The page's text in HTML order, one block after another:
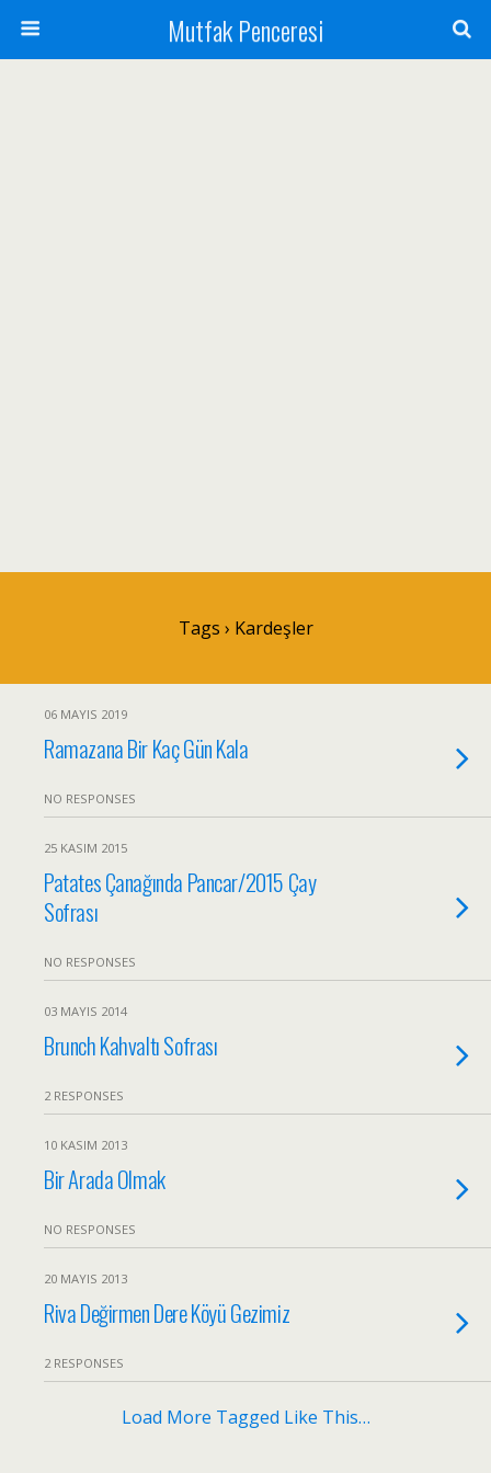
Mutfak Penceresi
Tags › Kardeşler
06 MAYIS 2019
Ramazana Bir Kaç Gün Kala
NO RESPONSES
25 KASIM 2015
Patates Çanağında Pancar/2015 Çay
Sofrası
NO RESPONSES
03 MAYIS 2014
Brunch Kahvaltı Sofrası
2 RESPONSES
10 KASIM 2013
Bir Arada Olmak
NO RESPONSES
20 MAYIS 2013
Riva Değirmen Dere Köyü Gezimiz
2 RESPONSES
Load More Tagged Like This…